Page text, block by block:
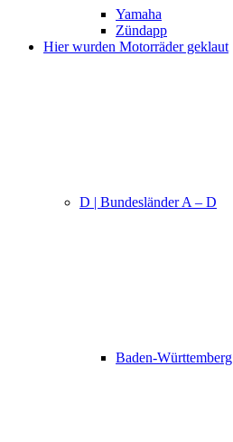
Yamaha
Zündapp
Hier wurden Motorräder geklaut
D | Bundesländer A – D
Baden-Württemberg